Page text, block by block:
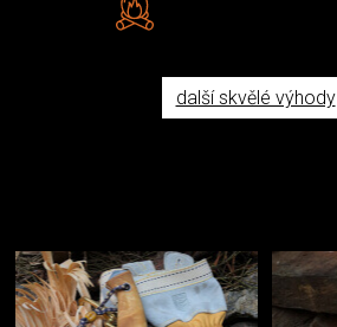
další skvělé výhody